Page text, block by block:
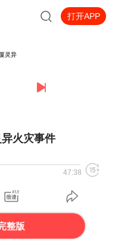
打开APP
火灾事件
47:38
整版